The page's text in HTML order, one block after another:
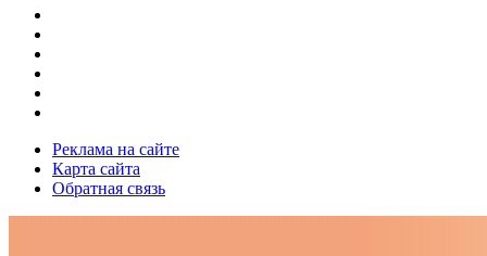
Реклама на сайте
Карта сайта
Обратная связь